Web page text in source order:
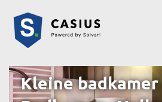
Kleine